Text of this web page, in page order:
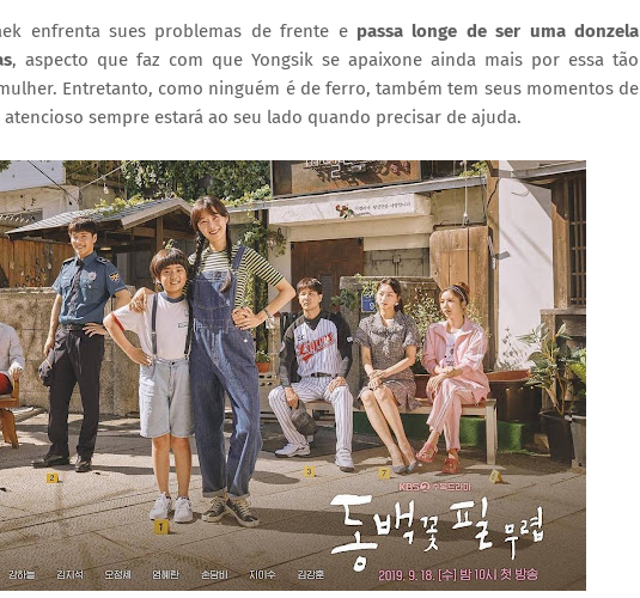
enfrenta sues problemas de frente e passa longe de ser uma donzela
, aspecto que faz com que Yongsik se apaixone ainda mais por essa tão
Entretanto, como ninguém é de ferro, também tem seus momentos de
sempre estará ao seu lado quando precisar de ajuda.